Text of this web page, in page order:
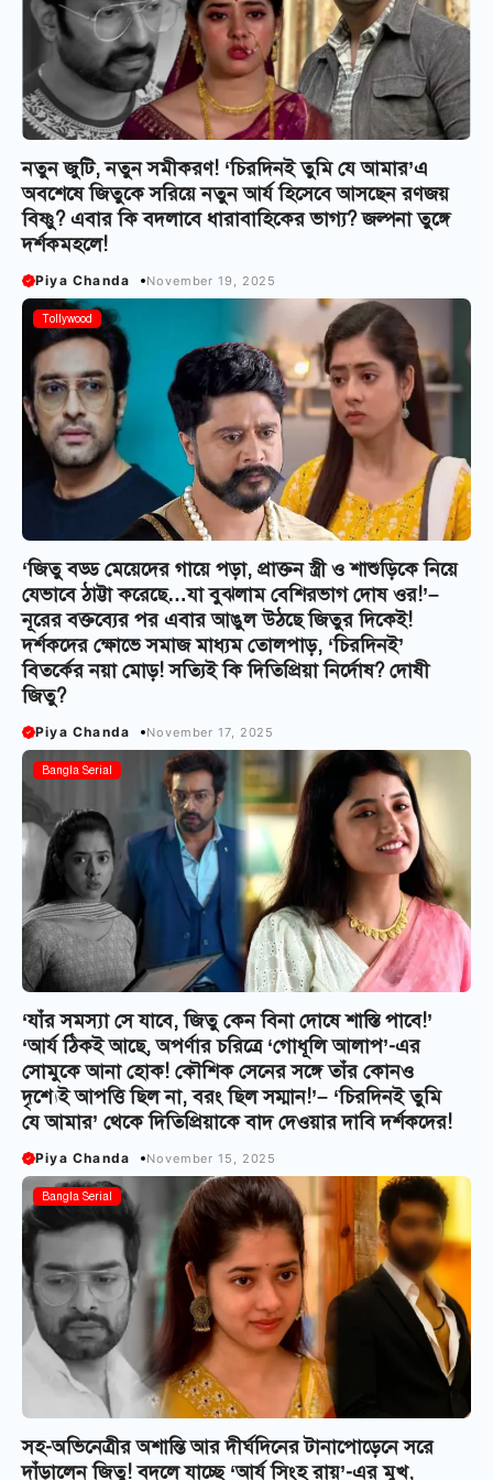
নতুন জুটি, নতুন সমীকরণ! ‘চিরদিনই তুমি যে আমার’এ
অবশেষে জিতুকে সরিয়ে নতুন আর্য হিসেবে আসছেন রণজয়
বিষ্ণু? এবার কি বদলাবে ধারাবাহিকের ভাগ্য? জল্পনা তুঙ্গে
দর্শকমহলে!
Piya Chanda November 19, 2025
Tollywood
‘জিতু বড্ড মেয়েদের গায়ে পড়া, প্রাক্তন স্ত্রী ও শাশুড়িকে নিয়ে
যেভাবে ঠাট্টা করেছে…যা বুঝলাম বেশিরভাগ দোষ ওর!’–
নূরের বক্তব্যের পর এবার আঙুল উঠছে জিতুর দিকেই!
দর্শকদের ক্ষোভে সমাজ মাধ্যম তোলপাড়, ‘চিরদিনই’
বিতর্কের নয়া মোড়! সত্যিই কি দিতিপ্রিয়া নির্দোষ? দোষী
জিতু?
Piya Chanda November 17, 2025
Bangla Serial
‘যাঁর সমস্যা সে যাবে, জিতু কেন বিনা দোষে শাস্তি পাবে!’
‘আর্য ঠিকই আছে, অপর্ণার চরিত্রে ‘গোধূলি আলাপ’-এর
সোমুকে আনা হোক! কৌশিক সেনের সঙ্গে তাঁর কোনও
দৃশ্যেই আপত্তি ছিল না, বরং ছিল সম্মান!’– ‘চিরদিনই তুমি
যে আমার’ থেকে দিতিপ্রিয়াকে বাদ দেওয়ার দাবি দর্শকদের!
Piya Chanda November 15, 2025
Bangla Serial
সহ-অভিনেত্রীর অশান্তি আর দীর্ঘদিনের টানাপোড়েনে সরে
দাঁড়ালেন জিতু! বদলে যাচ্ছে ‘আর্য সিংহ রায়’-এর মুখ,